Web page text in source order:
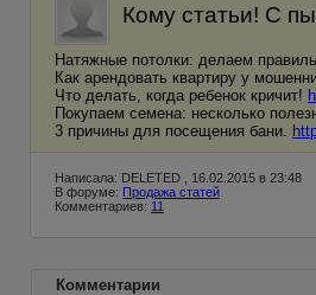
Кому статьи! С
Натяжные потолки: делаем
Как арендовать квартиру у
Что делать, когда ребенок кричит!
Покупаем семена: несколько
3 причины для посещения бани.
Написала: DELETED , 16.02.2015 в 23:48
В форуме: Продажа статей
Комментариев: 11
Комментарии